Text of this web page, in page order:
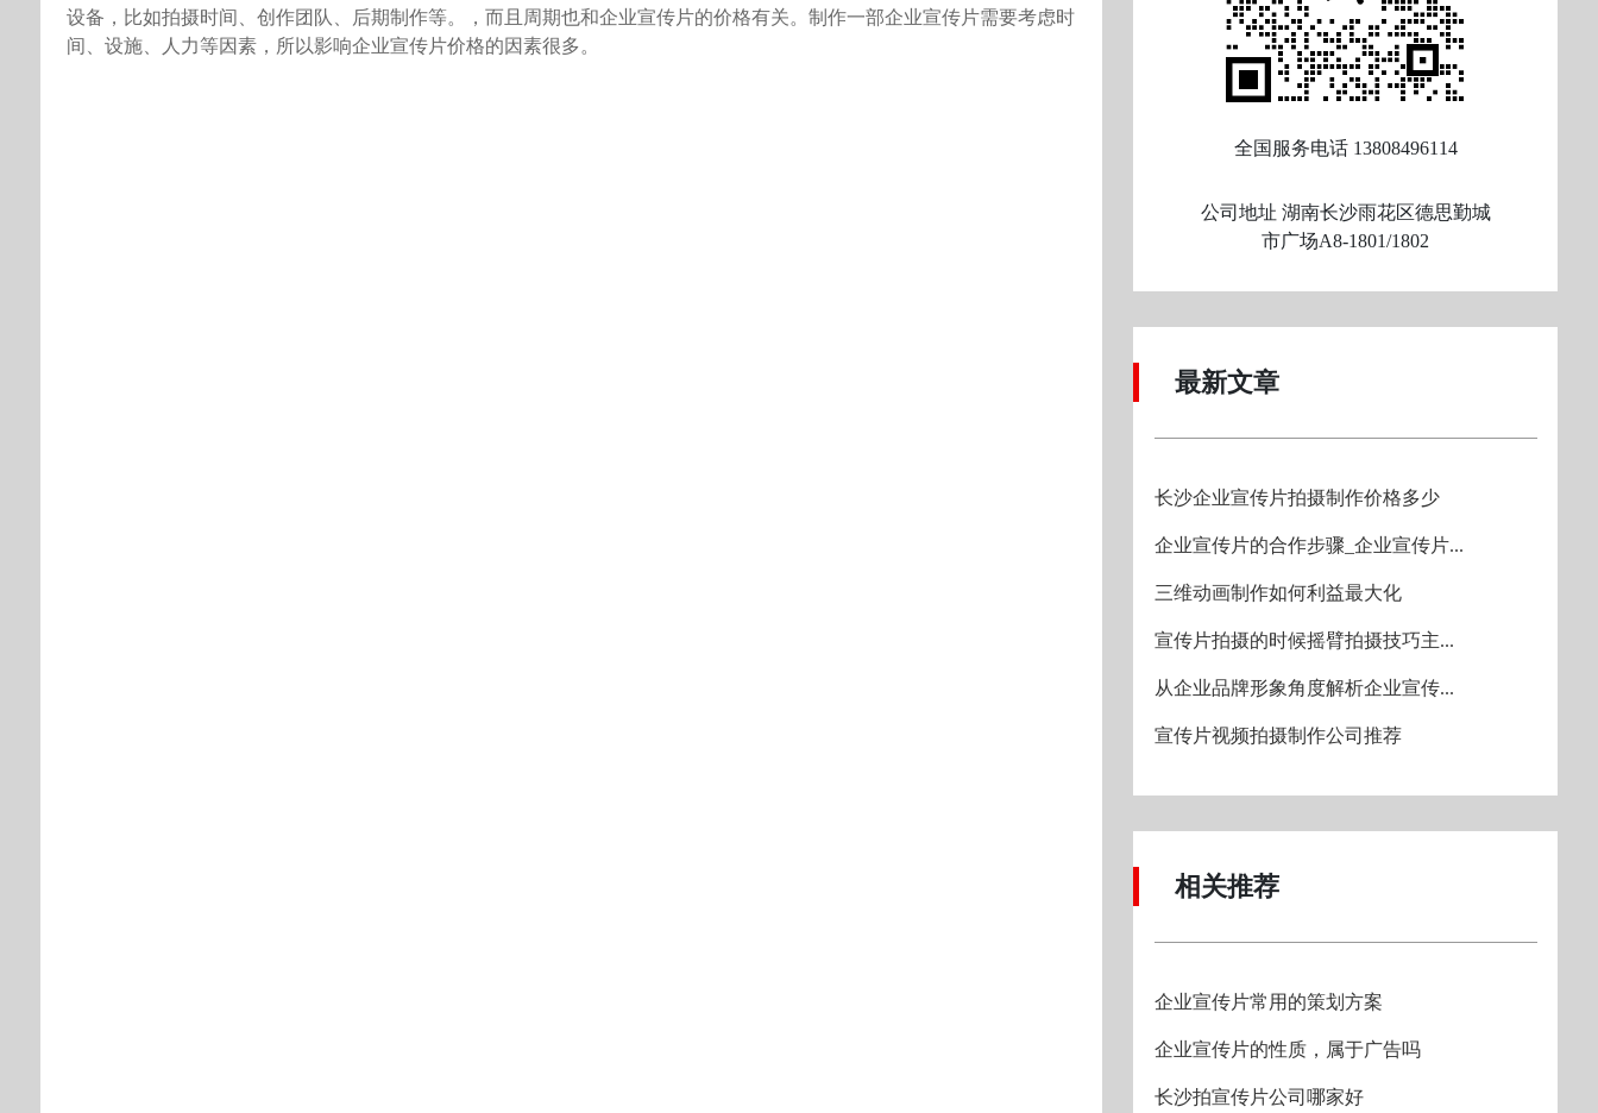
设备，比如拍摄时间、创作团队、后期制作等。，而且周期也和企业宣传片的价格有关。制作一部企业宣传片需要考虑时
间、设施、人力等因素，所以影响企业宣传片价格的因素很多。
全国服务电话 13808496114
公司地址 湖南长沙雨花区德思勤城
市广场A8-1801/1802
最新文章
长沙企业宣传片拍摄制作价格多少
企业宣传片的合作步骤_企业宣传片...
三维动画制作如何利益最大化
宣传片拍摄的时候摇臂拍摄技巧主...
从企业品牌形象角度解析企业宣传...
宣传片视频拍摄制作公司推荐
相关推荐
企业宣传片常用的策划方案
企业宣传片的性质，属于广告吗
长沙拍宣传片公司哪家好